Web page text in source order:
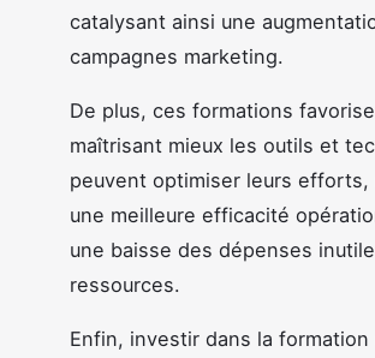
catalysant ainsi une
campagnes marketing.
De plus, ces formations
maîtrisant mieux les outils et
peuvent optimiser leurs
une meilleure efficacité
une baisse des dépenses
ressources.
Enfin, investir dans la